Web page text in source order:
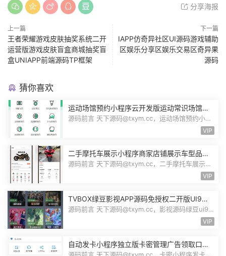
分享海报
上一篇
王者荣耀游戏皮肤抽奖系统二开
运营版游戏皮肤盲盒商城抽奖盲
盒UNIAPP前端源码TP框架
下一篇
IAPP仿奇异社区UI源码游戏辅助
区娱乐分享区娱乐交易区奇异果
源码
猜你喜欢
运动场馆预约小程序云开发版运动常识场馆动
态羽毛球健身房乒乓球预约管理预约凭证源码
源码前言 天下源码@txym.cc，运动场馆预约小程
VIP
二手摩托车展示小程序商家店铺展示车型品牌
管理摩托车信息发布用户交互联系源码
源码前言 天下源码@txym.cc，二手摩托车展示小
VIP
TVBOX绿豆影视APP源码免授权二开版UI9影
视排行榜TV端手机端完整版源码追剧影视
源码前言 天下源码@txym.cc，影视源码绿豆ui9
VIP
自动发卡小程序独立版卡密管理广告领取口令
领取裂变扩展流量主小程序Custom